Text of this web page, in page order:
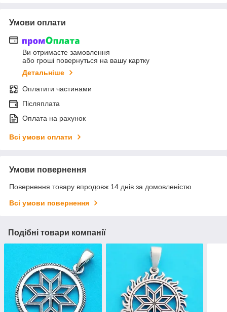
Умови оплати
Ви отримаєте замовлення
або гроші повернуться на вашу картку
Детальніше
Оплатити частинами
Післяплата
Оплата на рахунок
Всі умови оплати
Умови повернення
Повернення товару впродовж 14 днів за домовленістю
Всі умови повернення
Подібні товари компанії